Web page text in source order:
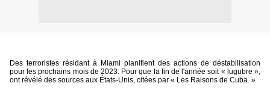
Des terroristes résidant à Miami planifient des actions de déstabilisation
pour les prochains mois de 2023. Pour que la fin de l'année soit « lugubre »,
ont révélé des sources aux États-Unis, citées par « Les Raisons de Cuba. »